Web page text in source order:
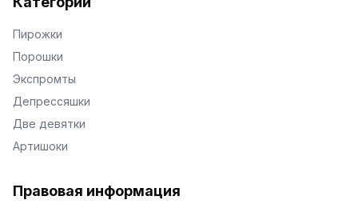
Пирожки
Порошки
Экспромты
Депрессяшки
Две девятки
Артишоки
Правовая информация